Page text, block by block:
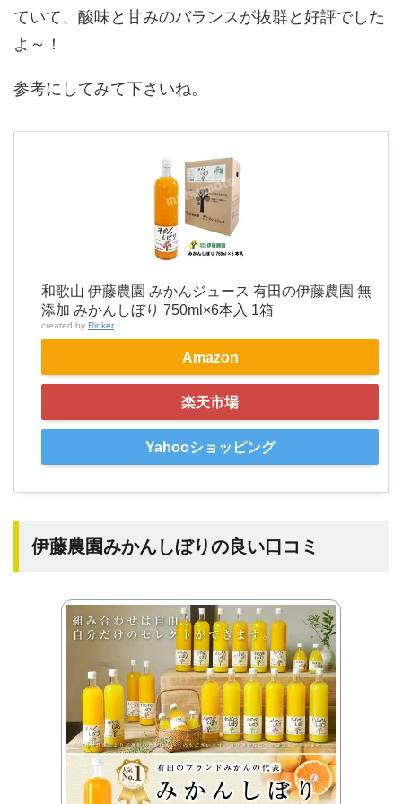
ていて、酸味と甘みのバランスが抜群と好評でした
よ～！
参考にしてみて下さいね。
和歌山 伊藤農園 みかんジュース 有田の伊藤農園 無
添加 みかんしぼり 750ml×6本入 1箱
created by Rinker
Amazon
楽天市場
Yahooショッピング
伊藤農園みかんしぼりの良い口コミ